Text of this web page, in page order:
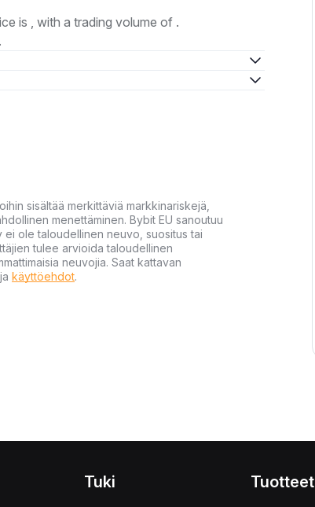
is , with a trading volume of .
sisältää merkittäviä markkinariskejä,
menettäminen. Bybit EU sanoutuu
ei ole taloudellinen neuvo, suositus tai
tulee arvioida taloudellinen
neuvojia. Saat kattavan
ja käyttöehdot.
Tuki Tuotteet